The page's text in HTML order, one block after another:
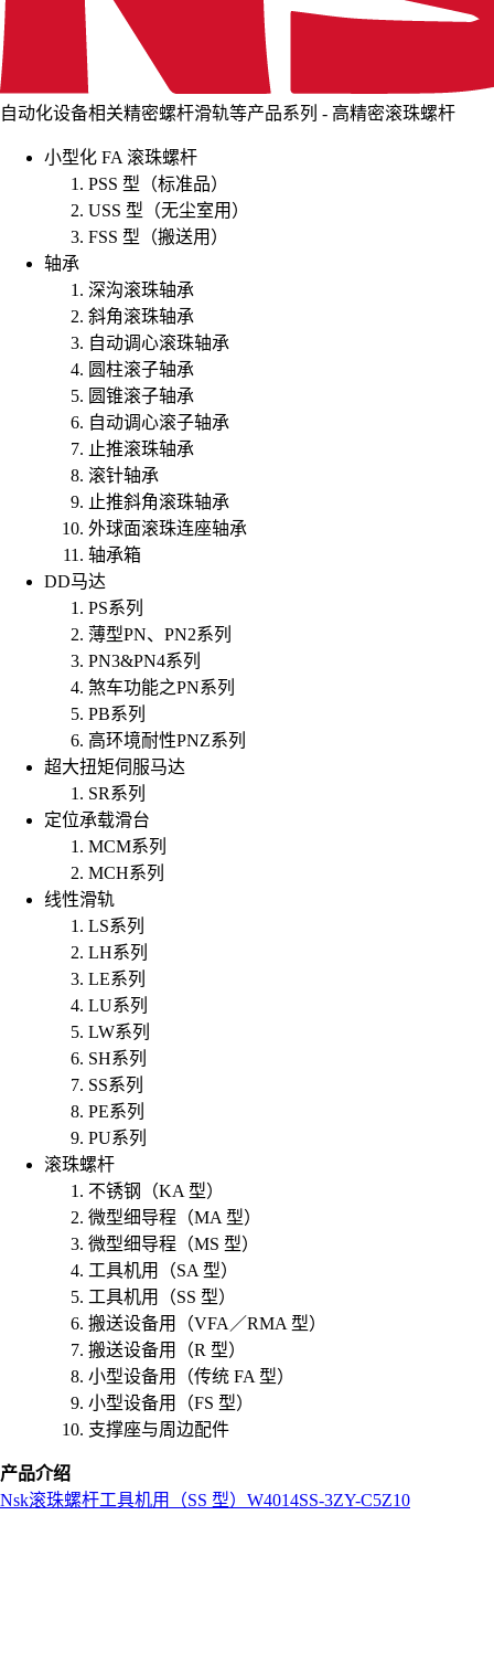
自动化设备相关精密螺杆滑轨等产品系列 - 高精密滚珠螺杆
小型化 FA 滚珠螺杆
PSS 型（标准品）
USS 型（无尘室用）
FSS 型（搬送用）
轴承
深沟滚珠轴承
斜角滚珠轴承
自动调心滚珠轴承
圆柱滚子轴承
圆锥滚子轴承
自动调心滚子轴承
止推滚珠轴承
滚针轴承
止推斜角滚珠轴承
外球面滚珠连座轴承
轴承箱
DD马达
PS系列
薄型PN、PN2系列
PN3&PN4系列
煞车功能之PN系列
PB系列
高环境耐性PNZ系列
超大扭矩伺服马达
SR系列
定位承载滑台
MCM系列
MCH系列
线性滑轨
LS系列
LH系列
LE系列
LU系列
LW系列
SH系列
SS系列
PE系列
PU系列
滚珠螺杆
不锈钢（KA 型）
微型细导程（MA 型）
微型细导程（MS 型）
工具机用（SA 型）
工具机用（SS 型）
搬送设备用（VFA／RMA 型）
搬送设备用（R 型）
小型设备用（传统 FA 型）
小型设备用（FS 型）
支撑座与周边配件
产品介绍
Nsk滚珠螺杆工具机用（SS 型） W4014SS-3ZY-C5Z10